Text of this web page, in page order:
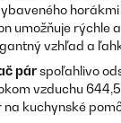
umožňuje rýchle
vzhľad a
párspoľahlivo
vzduchu
kuchynské